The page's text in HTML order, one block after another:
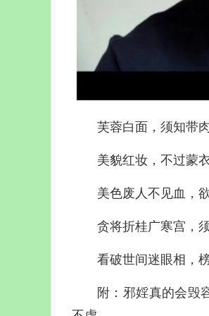
芙蓉白面，须知带
美貌红妆，不过蒙衣
美色废人不见血，
贪将折桂广寒宫，
看破世间迷眼相，
附：邪婬真的会毁